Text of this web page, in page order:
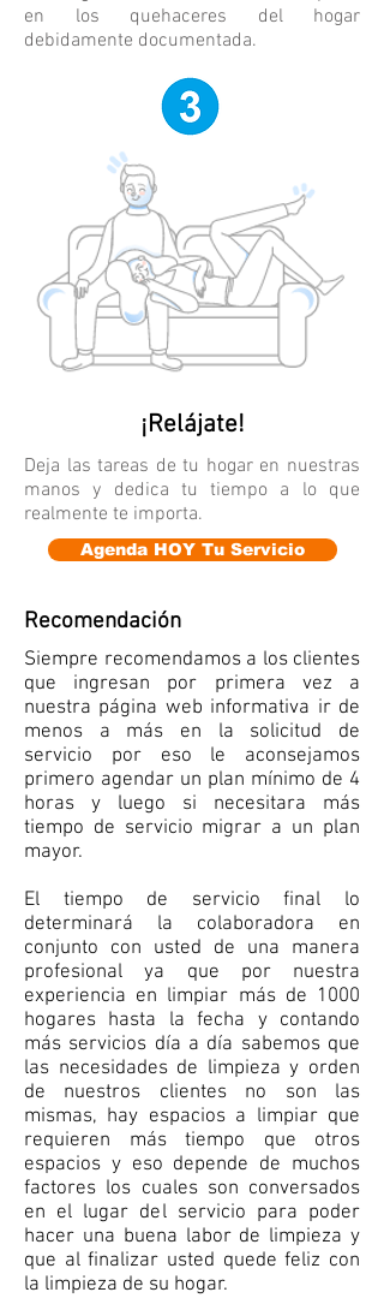
en los quehaceres del hogar
debidamente documentada.
¡Relájate!
Deja las tareas de tu hogar en nuestras
manos y dedica tu tiempo a lo que
realmente te importa.
Agenda HOY Tu Servicio
Recomendación
Siempre recomendamos a los clientes
que ingresan por primera vez a
nuestra página web informativa ir de
menos a más en la solicitud de
servicio por eso le aconsejamos
primero agendar un plan mínimo de 4
horas y luego si necesitara más
tiempo de servicio migrar a un plan
mayor.
El tiempo de servicio final lo
determinará la colaboradora en
conjunto con usted de una manera
profesional ya que por nuestra
experiencia en limpiar más de 1000
hogares hasta la fecha y contando
más servicios día a día sabemos que
las necesidades de limpieza y orden
de nuestros clientes no son las
mismas, hay espacios a limpiar que
requieren más tiempo que otros
espacios y eso depende de muchos
factores los cuales son conversados
en el lugar del servicio para poder
hacer una buena labor de limpieza y
que al finalizar usted quede feliz con
la limpieza de su hogar.